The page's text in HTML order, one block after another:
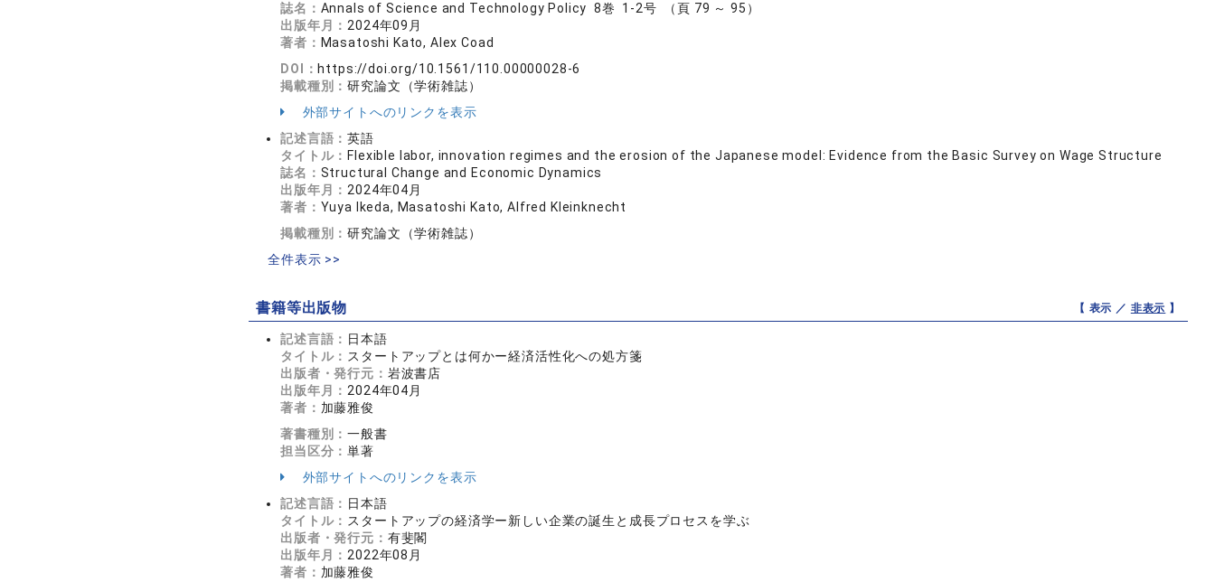
誌名： Annals of Science and Technology Policy 8巻 1-2号 （頁 79 ～ 95）
出版年月： 2024年09月
著者： Masatoshi Kato, Alex Coad
DOI： https://doi.org/10.1561/110.00000028-6
掲載種別：研究論文（学術雑誌）
外部サイトへのリンクを表示
記述言語：英語
タイトル： Flexible labor, innovation regimes and the erosion of the Japanese model: Evidence from the Basic Survey on Wage Structure
誌名： Structural Change and Economic Dynamics
出版年月： 2024年04月
著者： Yuya Ikeda, Masatoshi Kato, Alfred Kleinknecht
掲載種別：研究論文（学術雑誌）
全件表示 >>
書籍等出版物 【 表示 ／ 非表示 】
記述言語： 日本語
タイトル： スタートアップとは何かー経済活性化への処方箋
出版者・発行元： 岩波書店
出版年月： 2024年04月
著者： 加藤雅俊
著書種別：一般書
担当区分：単著
外部サイトへのリンクを表示
記述言語： 日本語
タイトル： スタートアップの経済学ー新しい企業の誕生と成長プロセスを学ぶ
出版者・発行元： 有斐閣
出版年月： 2022年08月
著者： 加藤雅俊